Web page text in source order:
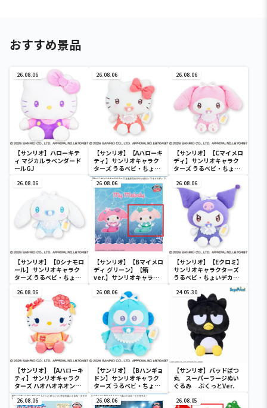
おすすめ景品
26.08.06
【サンリオ】ハローキテ
ィ マジカルラベンダード
ールGJ
26.08.06
【サンリオ】【Aハローキ
ティ】サンリオキャラク
ターズ うるベビ・ちょい
デカドール
26.08.06
【サンリオ】【Cマイメロ
ディ】サンリオキャラク
ターズ うるベビ・ちょい
26.08.06
【サンリオ】【Dシナモロ
ール】サンリオキャラク
ターズ うるベビ・ちょい
26.08.06
【サンリオ】【Bマイメロ
ディ グリーン】【箱
ver.】サンリオキャラク
SOFVIMATES～マイメロ
ディ マーメイドver. ～
26.08.06
【サンリオ】【Eクロミ】
サンリオキャラクターズ
うるベビ・ちょいデカド
26.08.06
【サンリオ】【Aハローキ
ティ】サンリオキャラク
ターズ ハオハオネオンタ
ウンドールBIGタイプ1
26.08.06
【サンリオ】【Bハンギョ
ドン】サンリオキャラク
ターズ うるベビ・ちょい
デカドール
24.05.30
【サンリオ】バッドばつ
丸 スーパーラージぬい
ぐるみ ぷくっとVer.
26.08.06 26.08.06 26.08.05